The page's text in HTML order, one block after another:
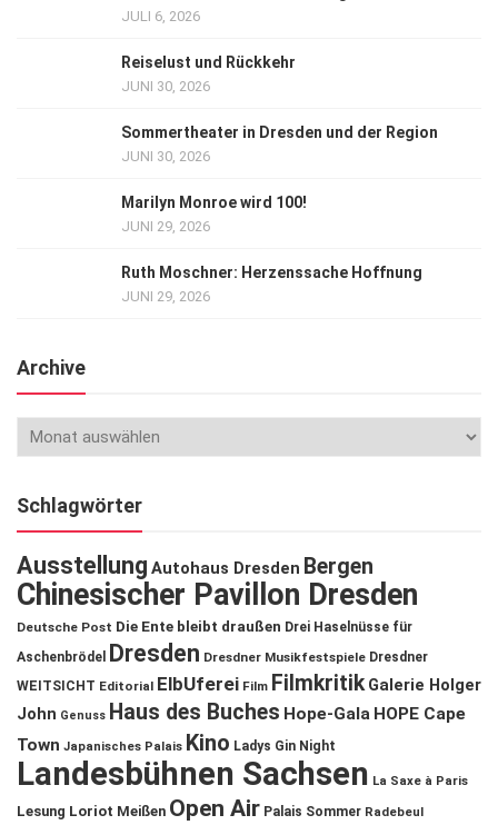
JULI 6, 2026
Reiselust und Rückkehr
JUNI 30, 2026
Sommertheater in Dresden und der Region
JUNI 30, 2026
Marilyn Monroe wird 100!
JUNI 29, 2026
Ruth Moschner: Herzenssache Hoffnung
JUNI 29, 2026
Archive
Schlagwörter
Ausstellung Autohaus Dresden Bergen
Chinesischer Pavillon Dresden
Deutsche Post Die Ente bleibt draußen Drei Haselnüsse für
Aschenbrödel Dresden Dresdner Musikfestspiele Dresdner
WEITSICHT Editorial ElbUferei Film Filmkritik Galerie Holger
John Genuss Haus des Buches Hope-Gala HOPE Cape
Town Japanisches Palais Kino Ladys Gin Night
Landesbühnen Sachsen La Saxe à Paris
Lesung Loriot Meißen Open Air Palais Sommer Radebeul